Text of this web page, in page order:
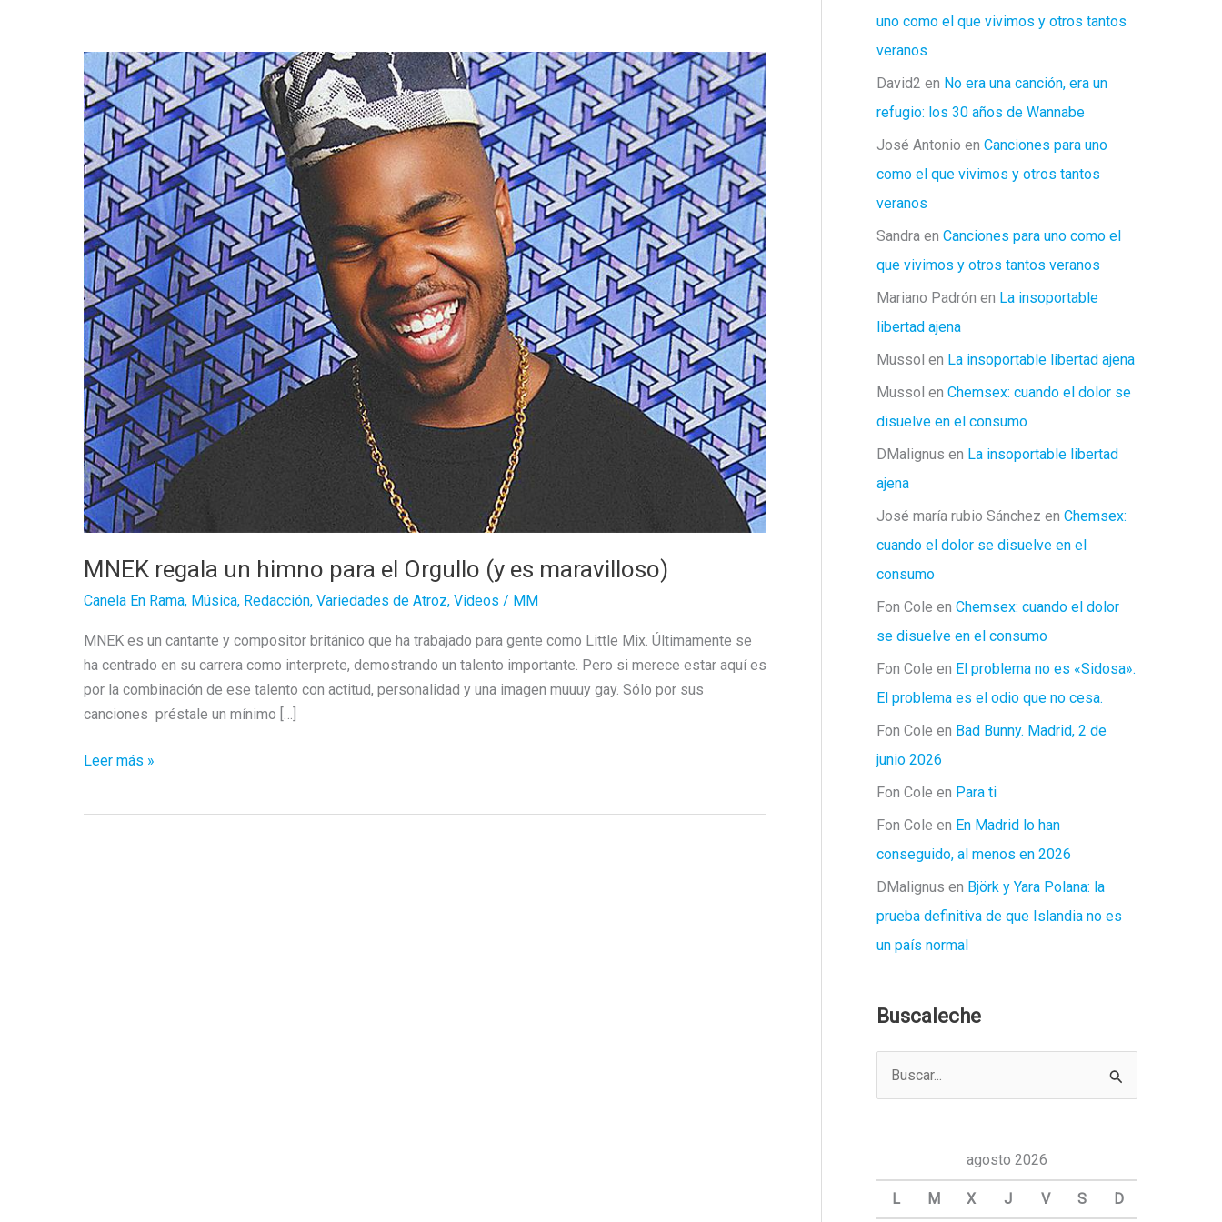
MNEK regala un himno para el Orgullo (y es maravilloso)
Canela En Rama, Música, Redacción, Variedades de Atroz, Videos / MM
MNEK es un cantante y compositor británico que ha trabajado para gente como Little Mix. Últimamente se
ha centrado en su carrera como interprete, demostrando un talento importante. Pero si merece estar aquí es
por la combinación de ese talento con actitud, personalidad y una imagen muuuy gay. Sólo por sus
canciones préstale un mínimo […]
MNEK
Leer más »
uno como el que vivimos y otros tantos
veranos
David2 en No era una canción, era un
refugio: los 30 años de Wannabe
José Antonio en Canciones para uno
como el que vivimos y otros tantos
veranos
Sandra en Canciones para uno como el
que vivimos y otros tantos veranos
Mariano Padrón en La insoportable
libertad ajena
Mussol en La insoportable libertad ajena
Mussol en Chemsex: cuando el dolor se
disuelve en el consumo
DMalignus en La insoportable libertad
ajena
José maría rubio Sánchez en Chemsex:
cuando el dolor se disuelve en el
consumo
Fon Cole en Chemsex: cuando el dolor
se disuelve en el consumo
Fon Cole en El problema no es «Sidosa».
El problema es el odio que no cesa.
Fon Cole en Bad Bunny. Madrid, 2 de
junio 2026
Fon Cole en Para ti
Fon Cole en En Madrid lo han
conseguido, al menos en 2026
DMalignus en Björk y Yara Polana: la
prueba definitiva de que Islandia no es
un país normal
Buscaleche
a
agosto 2026
L M X J V S D